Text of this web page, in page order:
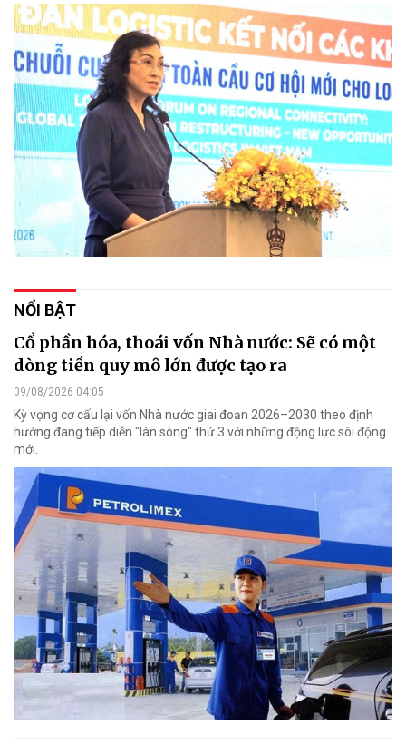
NỔI BẬT
Cổ phần hóa, thoái vốn Nhà nước: Sẽ có một
dòng tiền quy mô lớn được tạo ra
09/08/2026 04:05
Kỳ vọng cơ cấu lại vốn Nhà nước giai đoạn 2026–2030 theo định
hướng đang tiếp diễn "làn sóng" thứ 3 với những động lực sôi động
mới.